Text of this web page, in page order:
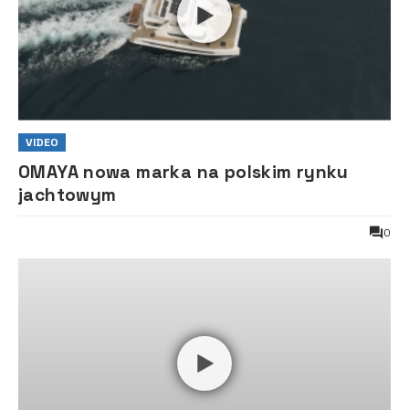
VIDEO
OMAYA nowa marka na polskim rynku
jachtowym
0